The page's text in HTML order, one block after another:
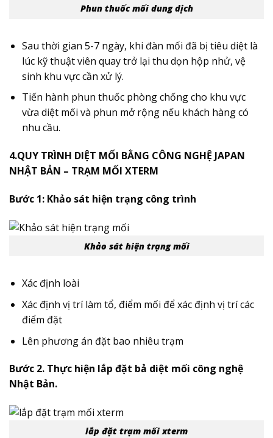
Phun thuốc mối dung dịch
Sau thời gian 5-7 ngày, khi đàn mối đã bị tiêu diệt là
lúc kỹ thuật viên quay trở lại thu dọn hộp nhử, vệ
sinh khu vực cần xử lý.
Tiến hành phun thuốc phòng chống cho khu vực
vừa diệt mối và phun mở rộng nếu khách hàng có
nhu cầu.
4.QUY TRÌNH DIỆT MỐI BẰNG CÔNG NGHỆ JAPAN
NHẬT BẢN – TRẠM MỐI XTERM
Bước 1: Khảo sát hiện trạng công trình
Khảo sát hiện trạng mối
Xác định loài
Xác định vị trí làm tổ, điểm mối để xác định vị trí các
điểm đặt
Lên phương án đặt bao nhiêu trạm
Bước 2. Thực hiện lắp đặt bả diệt mối công nghệ
Nhật Bản.
lắp đặt trạm mối xterm